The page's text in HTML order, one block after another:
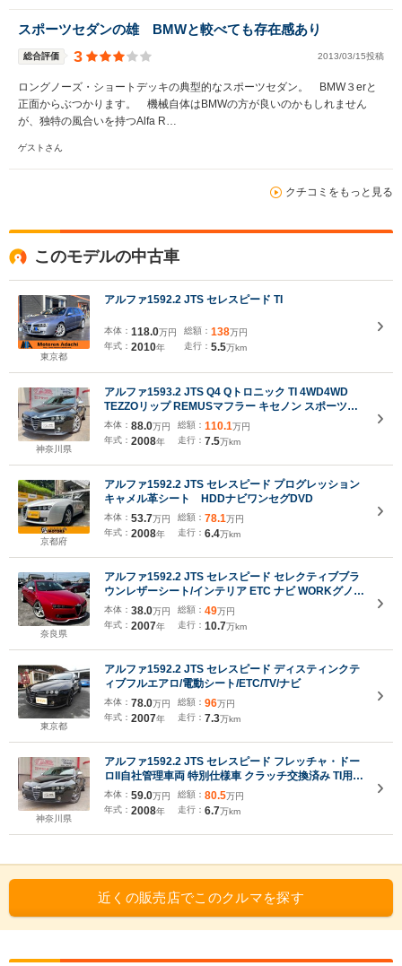
スポーツセダンの雄 BMWと較べても存在感あり
総合評価 3 2013/03/15投稿
ロングノーズ・ショートデッキの典型的なスポーツセダン。 BMW３erと
正面からぶつかります。 機械自体はBMWの方が良いのかもしれません
が、独特の風合いを持つAlfa R…
ゲストさん
クチコミをもっと見る
このモデルの中古車
東京都
アルファ1592.2 JTS セレスピード TI
本体： 118.0万円
年式： 2010年
総額： 138万円
走行： 5.5万km
神奈川県
アルファ1593.2 JTS Q4 Qトロニック TI 4WD4WD
TEZZOリップ REMUSマフラー キセノン スポーツレ
ザー 19AW スポーツサス コーナーセンサー クルコン
パドルシフト アイシン製6AT HDDナビ ETC 自動防眩
ミラー
本体： 88.0万円
年式： 2008年
総額： 110.1万円
走行： 7.5万km
京都府
アルファ1592.2 JTS セレスピード プログレッション
キャメル革シート HDDナビワンセグDVD
本体： 53.7万円
年式： 2008年
総額： 78.1万円
走行： 6.4万km
奈良県
アルファ1592.2 JTS セレスピード セレクティブブラ
ウンレザーシート/インテリア ETC ナビ WORKグノー
シス20インチAW KW車高調 エアロワンオフ シートヒ
ーター 取説・保証書・スペアキー 天張りOK マフラ
ーカッター/ポルシェターボ 修復歴なし
本体： 38.0万円
年式： 2007年
総額： 49万円
走行： 10.7万km
東京都
アルファ1592.2 JTS セレスピード ディスティンクテ
ィブフルエアロ/電動シート/ETC/TV/ナビ
本体： 78.0万円
年式： 2007年
総額： 96万円
走行： 7.3万km
神奈川県
アルファ1592.2 JTS セレスピード フレッチャ・ドー
ロII自社管理車両 特別仕様車 クラッチ交換済み TI用サ
イドスカート 18インチAW ビルシュタイン車高調 純
正ETC チベットタンレザー ディスプレイオーディオ
バックカメラ バックセンサー
本体： 59.0万円
年式： 2008年
総額： 80.5万円
走行： 6.7万km
近くの販売店でこのクルマを探す